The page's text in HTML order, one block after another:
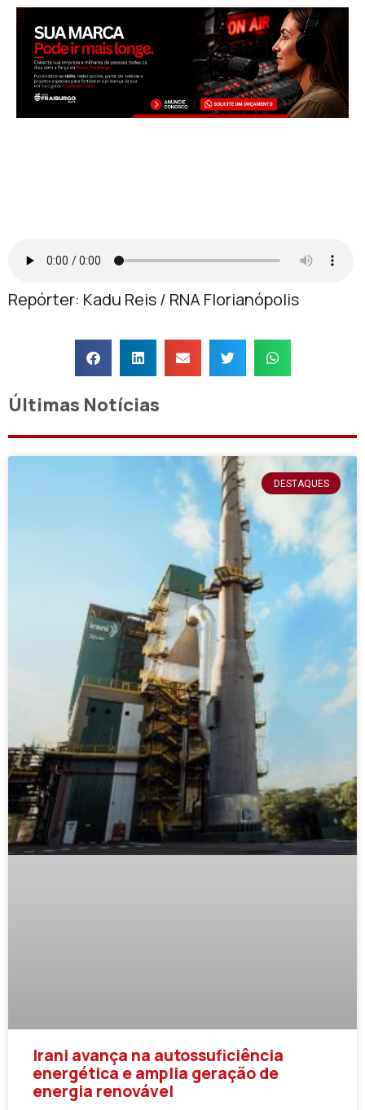
Repórter: Kadu Reis / RNA Florianópolis
Últimas Notícias
DESTAQUES
Irani avança na autossuficiência
energética e amplia geração de
energia renovável